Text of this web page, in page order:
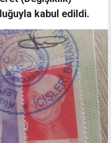
kabul edildi.